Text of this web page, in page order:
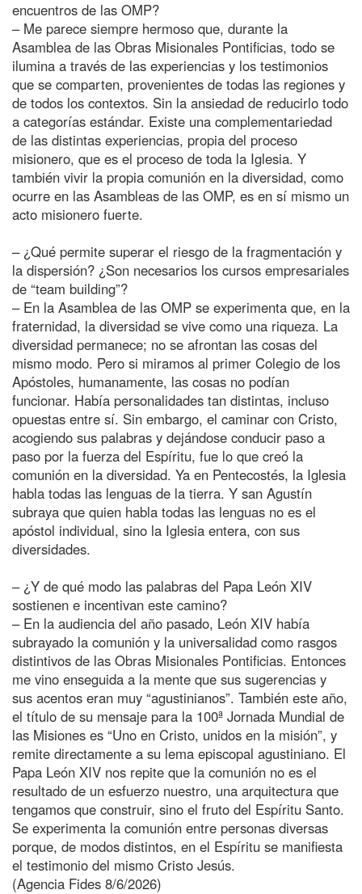
encuentros de las OMP?
– Me parece siempre hermoso que, durante la
Asamblea de las Obras Misionales Pontificias, todo se
ilumina a través de las experiencias y los testimonios
que se comparten, provenientes de todas las regiones y
de todos los contextos. Sin la ansiedad de reducirlo todo
a categorías estándar. Existe una complementariedad
de las distintas experiencias, propia del proceso
misionero, que es el proceso de toda la Iglesia. Y
también vivir la propia comunión en la diversidad, como
ocurre en las Asambleas de las OMP, es en sí mismo un
acto misionero fuerte.
– ¿Qué permite superar el riesgo de la fragmentación y
la dispersión? ¿Son necesarios los cursos empresariales
de “team building”?
– En la Asamblea de las OMP se experimenta que, en la
fraternidad, la diversidad se vive como una riqueza. La
diversidad permanece; no se afrontan las cosas del
mismo modo. Pero si miramos al primer Colegio de los
Apóstoles, humanamente, las cosas no podían
funcionar. Había personalidades tan distintas, incluso
opuestas entre sí. Sin embargo, el caminar con Cristo,
acogiendo sus palabras y dejándose conducir paso a
paso por la fuerza del Espíritu, fue lo que creó la
comunión en la diversidad. Ya en Pentecostés, la Iglesia
habla todas las lenguas de la tierra. Y san Agustín
subraya que quien habla todas las lenguas no es el
apóstol individual, sino la Iglesia entera, con sus
diversidades.
– ¿Y de qué modo las palabras del Papa León XIV
sostienen e incentivan este camino?
– En la audiencia del año pasado, León XIV había
subrayado la comunión y la universalidad como rasgos
distintivos de las Obras Misionales Pontificias. Entonces
me vino enseguida a la mente que sus sugerencias y
sus acentos eran muy “agustinianos”. También este año,
el título de su mensaje para la 100ª Jornada Mundial de
las Misiones es “Uno en Cristo, unidos en la misión”, y
remite directamente a su lema episcopal agustiniano. El
Papa León XIV nos repite que la comunión no es el
resultado de un esfuerzo nuestro, una arquitectura que
tengamos que construir, sino el fruto del Espíritu Santo.
Se experimenta la comunión entre personas diversas
porque, de modos distintos, en el Espíritu se manifiesta
el testimonio del mismo Cristo Jesús.
(Agencia Fides 8/6/2026)